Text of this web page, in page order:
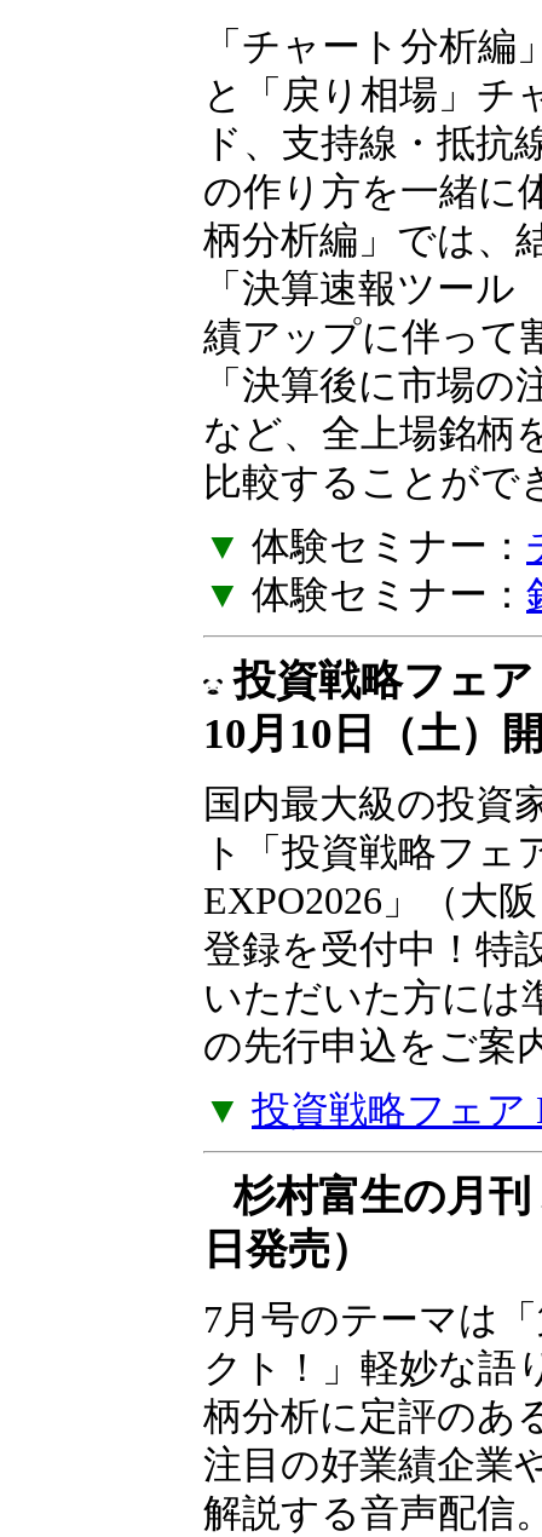
7月末まで配信中
「チャート分析編
と「戻り相場」チ
ド、支持線・抵抗
の作り方を一緒に
柄分析編」では
「決算速報ツー
績アップに伴っ
「決算後に市場の
など、全上場銘柄
比較することがで
▼ 体験セミナー：
▼体験セミナー：
投資戦略フェ
10月10日（土）
国内最大級の投資
ト「投資戦略フェ
EXPO2026」（大
登録を受付中！特
いただいた方には
の先行申込をご案
▼ 投資戦略フェア
杉村富生の月
日発売）
7月号のテーマは
業革命エフェクト
な語り口とわかり
柄分析に定評のあ